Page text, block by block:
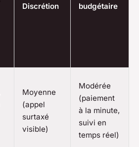
Discrétion budgétaire
Moyenne
(appel
surtaxé
visible)
Modérée
(paiement
à la minute,
suivi en
temps réel)